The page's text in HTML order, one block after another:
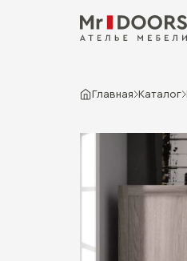
Главная Каталог